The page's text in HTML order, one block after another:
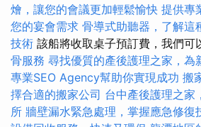
燴，讓您的會議更加輕鬆愉快 提供專
您的宴會需求 骨導式助聽器，了解這
技術 該船將收取桌子預訂費，我們可
骨服務 尋找優質的產後護理之家，為
專業SEO Agency幫助你實現成功 搬
擇合適的搬家公司 台中產後護理之家
所 牆壁漏水緊急處理，掌握應急修復